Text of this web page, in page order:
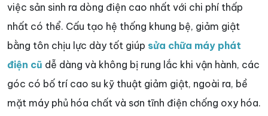
việc sản sinh ra dòng điện cao nhất với chi phí thấp
nhất có thể. Cấu tạo hệ thống khung bệ, giảm giật
bằng tôn chịu lực dày tốt giúp sửa chữa máy phát
điện cũ dễ dàng và không bị rung lắc khi vận hành, các
góc có bố trí cao su kỹ thuật giảm giật, ngoài ra, bề
mặt máy phủ hóa chất và sơn tĩnh điện chống oxy hóa.